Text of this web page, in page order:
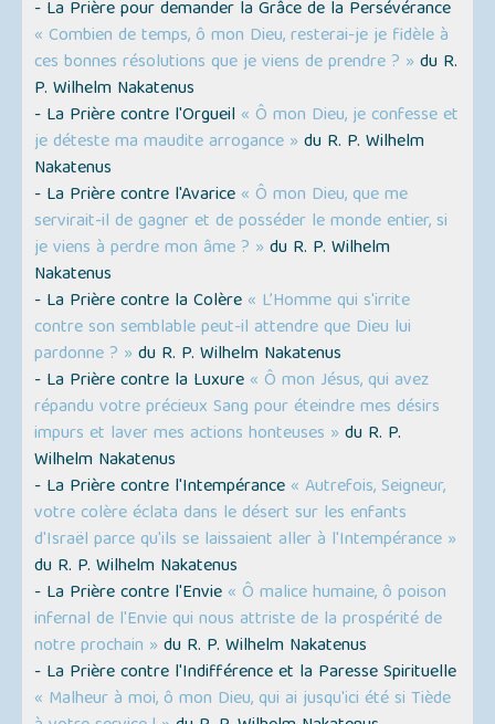
- La Prière pour demander la Grâce de la Persévérance
« Combien de temps, ô mon Dieu, resterai-je je fidèle à
ces bonnes résolutions que je viens de prendre ? » du R.
P. Wilhelm Nakatenus
- La Prière contre l'Orgueil « Ô mon Dieu, je confesse et
je déteste ma maudite arrogance » du R. P. Wilhelm
Nakatenus
- La Prière contre l'Avarice « Ô mon Dieu, que me
servirait-il de gagner et de posséder le monde entier, si
je viens à perdre mon âme ? » du R. P. Wilhelm
Nakatenus
- La Prière contre la Colère « L’Homme qui s'irrite
contre son semblable peut-il attendre que Dieu lui
pardonne ? » du R. P. Wilhelm Nakatenus
- La Prière contre la Luxure « Ô mon Jésus, qui avez
répandu votre précieux Sang pour éteindre mes désirs
impurs et laver mes actions honteuses » du R. P.
Wilhelm Nakatenus
- La Prière contre l'Intempérance « Autrefois, Seigneur,
votre colère éclata dans le désert sur les enfants
d'Israël parce qu'ils se laissaient aller à l'Intempérance »
du R. P. Wilhelm Nakatenus
- La Prière contre l'Envie « Ô malice humaine, ô poison
infernal de l'Envie qui nous attriste de la prospérité de
notre prochain » du R. P. Wilhelm Nakatenus
- La Prière contre l'Indifférence et la Paresse Spirituelle
« Malheur à moi, ô mon Dieu, qui ai jusqu'ici été si Tiède